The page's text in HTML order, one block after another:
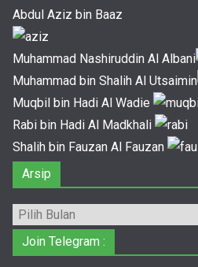
Abdul Aziz bin Baaz
Muhammad Nashiruddin Al Albani
Muhammad bin Shalih Al Utsaimin
Muqbil bin Hadi Al Wadie
Rabi bin Hadi Al Madkhali
Shalih bin Fauzan Al Fauzan
Arsip
Arsip
Join Telegram :